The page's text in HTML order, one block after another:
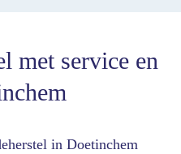
met service en
in Doetinchem